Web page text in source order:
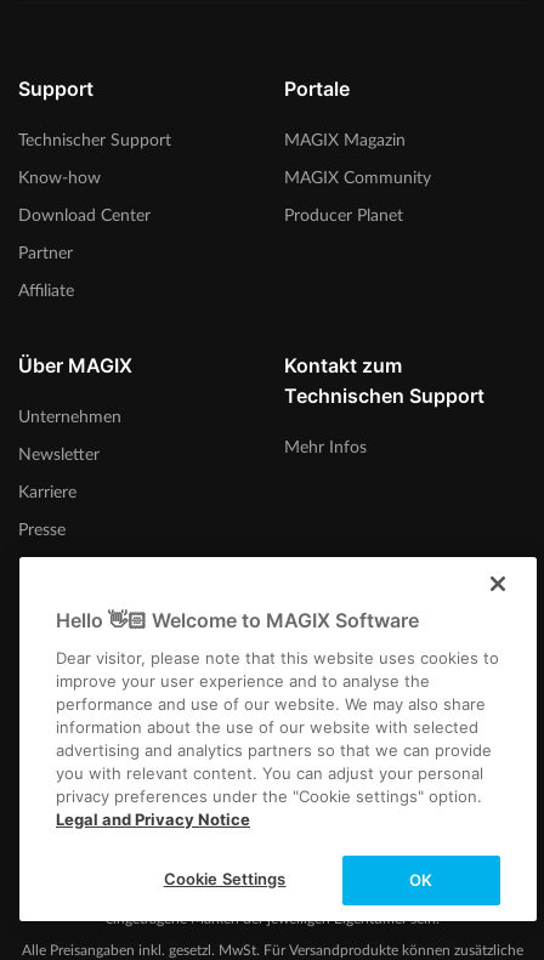
Support
Technischer Support
Know-how
Download Center
Partner
Affiliate
Portale
MAGIX Magazin
MAGIX Community
Producer Planet
Über MAGIX
Unternehmen
Newsletter
Karriere
Presse
Kontakt zum
Technischen Support
Mehr Infos
Deutschland
ImpressumAGBGewinnspiel AGB
Copyright © 2003-2026 MAGIX. Die genannten Produktnamen können
eingetragene Marken der jeweiligen Eigentümer sein.
Alle Preisangaben inkl. gesetzl. MwSt. Für Versandprodukte können zusätzliche
Hello 👋🏻 Welcome to MAGIX Software
Dear visitor, please note that this website uses cookies to
improve your user experience and to analyse the
performance and use of our website. We may also share
information about the use of our website with selected
advertising and analytics partners so that we can provide
you with relevant content. You can adjust your personal
privacy preferences under the "Cookie settings" option.
Legal and Privacy Notice
OK
Cookie Settings